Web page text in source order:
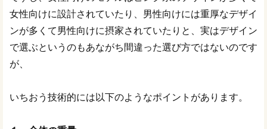
女性向けに設計されていたり、男性向けには重厚なデザイ
ンが多くて男性向けに摂家されていたりと、実はデザイン
で選ぶというのもあながち間違った選び方ではないのです
が、
いちおう技術的には以下のようなポイントがあります。